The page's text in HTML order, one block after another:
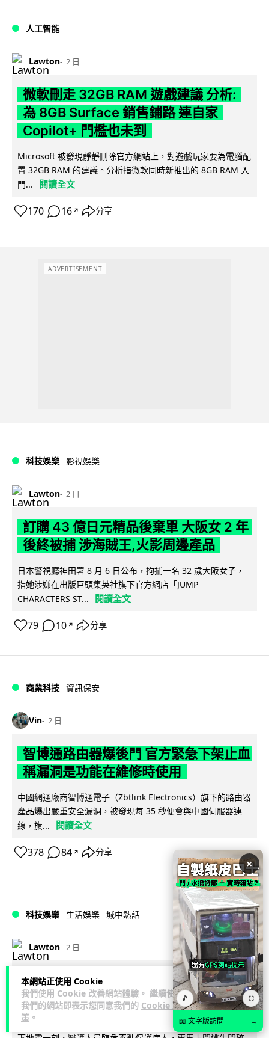
本網站正使用 Cookie
我們使用 Cookie 改善網站體驗。 繼續使用
我們的網站即表示您同意我們的 Cookie 政
策 。
人工智能
Lawton 2 日
微軟刪走 32GB RAM 遊戲建議 分析:
為 8GB Surface 銷售鋪路 連自家
Copilot+ 門檻也未到
Microsoft 被發現靜靜刪除官方網站上，對遊戲玩家要為電腦配
置 32GB RAM 的建議。分析指微軟同時新推出的 8GB RAM 入
門...
閱讀全文
170 16 ↗ 分享
ADVERTISEMENT
科技娛樂 影視娛樂
Lawton 2 日
訂購 43 億日元精品後棄單 大阪女 2 年
後終被捕 涉海賊王,火影周邊產品
日本警視廳神田署 8 月 6 日公布，拘捕一名 32 歲大阪女子，
指她涉嫌在出版巨頭集英社旗下官方網店「JUMP
CHARACTERS ST...
閱讀全文
79 10 ↗ 分享
商業科技 資訊保安
Vin 2 日
智博通路由器爆後門 官方緊急下架止血
稱漏洞是功能在維修時使用
中國網通廠商智博通電子（Zbtlink Electronics）旗下的路由器
產品爆出嚴重安全漏洞，被發現每 35 秒便會與中國伺服器連
線，旗...
閱讀全文
378 84 ↗ 分享
科技娛樂 生活娛樂 城中熱話
Lawton 2 日
熊本地震手術室驚魂片瘋傳 醫護保護病
人、逃生門 網民讚值得尊敬
熊本縣 7 月 28 日發生 7.1 級地震，熊本綜合醫院手術室鏡頭拍
×
🎵 ⛶
📖 文字版訪問 →